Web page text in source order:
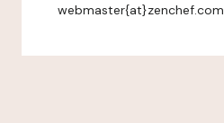
webmaster{at}zenchef.com